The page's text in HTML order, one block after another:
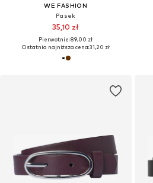
WE FASHION
Pasek
35,10 zł
Pierwotnie: 89,00 zł
Ostatnia najniższa cena:31,20 zł